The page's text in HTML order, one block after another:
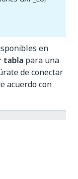
en
tabla para una
de conectar
acuerdo con